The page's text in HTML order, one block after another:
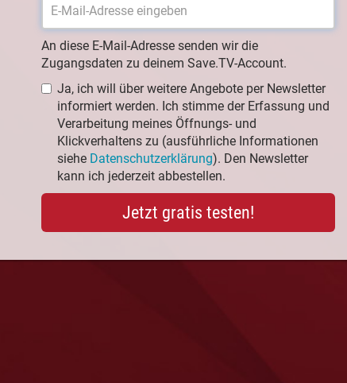
An diese E-Mail-Adresse senden wir die
Zugangsdaten zu deinem Save.TV-Account.
Ja, ich will über weitere Angebote per Newsletter
informiert werden. Ich stimme der Erfassung und
Verarbeitung meines Öffnungs- und
Klickverhaltens zu (ausführliche Informationen
siehe Datenschutzerklärung). Den Newsletter
kann ich jederzeit abbestellen.
Jetzt gratis testen!